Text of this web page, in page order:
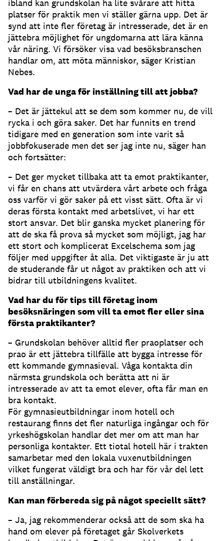
ibland kan grundskolan ha lite svårare att hitta
platser för praktik men vi ställer gärna upp. Det är
synd att inte fler företag är intresserade, det är en
jättebra möjlighet för ungdomarna att lära känna
vår näring. Vi försöker visa vad besöksbranschen
handlar om, att möta människor, säger Kristian
Nebes.
Vad har de unga för inställning till att jobba?
– Det är jättekul att se dem som kommer nu, de vill
rycka i och göra saker. Det har funnits en trend
tidigare med en generation som inte varit så
jobbfokuserade men det ser jag inte nu, säger han
och fortsätter:
– Det ger mycket tillbaka att ta emot praktikanter,
vi får en chans att utvärdera vårt arbete och fråga
oss varför vi gör saker på ett visst sätt. Ofta är vi
deras första kontakt med arbetslivet, vi har ett
stort ansvar. Det blir ganska mycket planering för
att de ska få prova så mycket som möjligt, jag har
ett stort och komplicerat Excelschema som jag
följer med uppgifter åt alla. Det viktigaste är ju att
de studerande får ut något av praktiken och att vi
bidrar till utbildningens kvalitet.
Vad har du för tips till företag inom
besöksnäringen som vill ta emot fler eller sina
första praktikanter?
– Grundskolan behöver alltid fler praoplatser och
prao är ett jättebra tillfälle att bygga intresse för
ett kommande gymnasieval. Våga kontakta din
närmsta grundskola och berätta att ni är
intresserade av att ta emot elever, ofta får man en
bra kontakt.
För gymnasieutbildningar inom hotell och
restaurang finns det fler naturliga ingångar och för
yrkeshögskolan handlar det mer om att man har
personliga kontakter. Ett tiotal hotell här i trakten
samarbetar med den lokala vuxenutbildningen
vilket fungerat väldigt bra och har för vår del lett
till anställningar.
Kan man förbereda sig på något speciellt sätt?
– Ja, jag rekommenderar också att de som ska ha
hand om elever på företaget går Skolverkets